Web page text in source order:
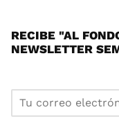
RECIBE "AL
NEWSLETTER